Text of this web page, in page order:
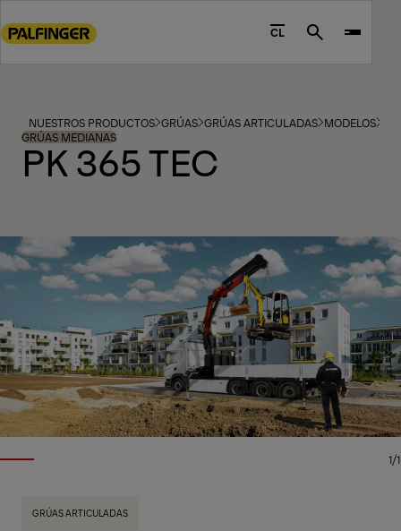
to
footer
content
CL Search
NUESTROS PRODUCTOS GRÚAS GRÚAS ARTICULADAS MODELOS
GRÚAS MEDIANAS
PK 365 TEC
1/1
GRÚAS ARTICULADAS